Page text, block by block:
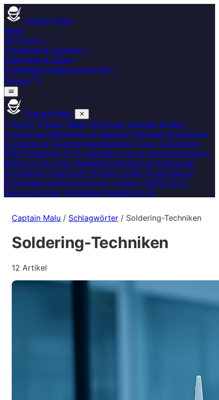
Captain Malu
News
3D-Druck
Computer & Systeme
Elektronik & Löten
Embedded & Mikrocontroller
Shop
Captain Malu
Suche
Shop News 3D-Druck Drucker & Kauf
Grundlagen Materialien & Zubehör Software & Services
Computer & Systeme Kaufberatung Linux & Scripting
MINT & Bildung PC & Hardware Server & Administration
Elektronik & Löten Bauteile & Werkzeuge Elektronik
Grundlagen Elektronik Projekte Löten & Ausrüstung
Embedded & Mikrocontroller Arduino ESP32 & IoT
Mikrocontroller Grundlagen Raspberry Pi
Captain Malu / Schlagwörter / Soldering-Techniken
Soldering-Techniken
12 Artikel